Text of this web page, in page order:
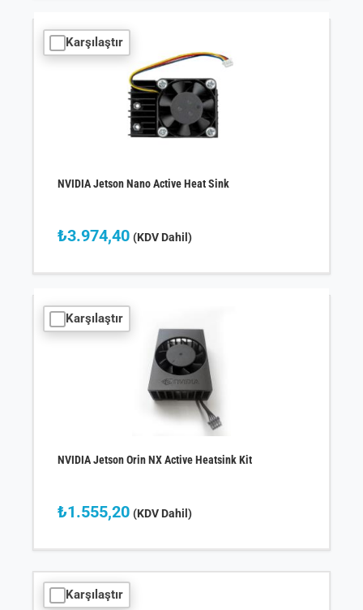
Karşılaştır
NVIDIA Jetson Nano Active Heat Sink
₺3.974,40 (KDV Dahil)
Karşılaştır
NVIDIA Jetson Orin NX Active Heatsink Kit
₺1.555,20 (KDV Dahil)
Karşılaştır